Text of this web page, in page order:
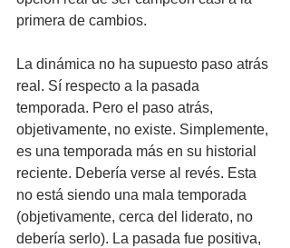
primera de cambios.
La dinámica no ha supuesto paso atrás
real. Sí respecto a la pasada
temporada. Pero el paso atrás,
objetivamente, no existe. Simplemente,
es una temporada más en su historial
reciente. Debería verse al revés. Esta
no está siendo una mala temporada
(objetivamente, cerca del liderato, no
debería serlo). La pasada fue positiva,